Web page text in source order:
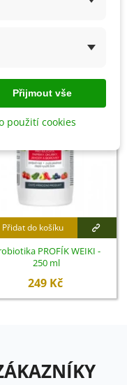
Přidat do košíku
PROFÍK WEIKI -
250 ml
249 Kč
Přijmout vše
použití cookies